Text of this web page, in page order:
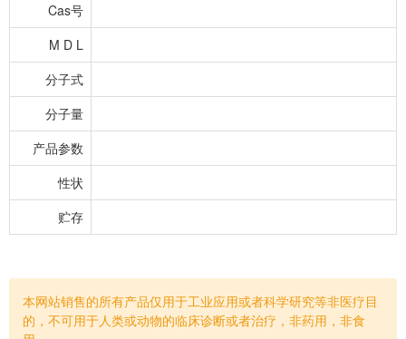
Cas号
M D L
分子式
分子量
产品参数
性状
贮存
本网站销售的所有产品仅用于工业应用或者科学研究等非医疗目
的，不可用于人类或动物的临床诊断或者治疗，非药用，非食